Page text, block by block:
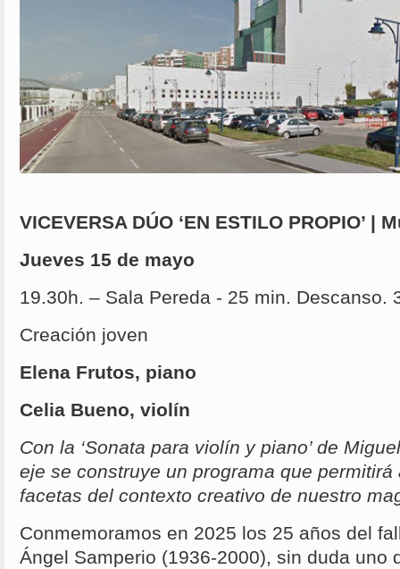
VICEVERSA DÚO ‘EN ESTILO PROPIO’ |
Jueves 15 de mayo
19.30h. – Sala Pereda - 25 min. Descanso.
Creación joven
Elena Frutos, piano
Celia Bueno, violín
Con la ‘Sonata para violín y piano’ de
eje se construye un programa que
facetas del contexto creativo de nuestro
Conmemoramos en 2025 los 25 años del
Ángel Samperio (1936-2000), sin duda uno